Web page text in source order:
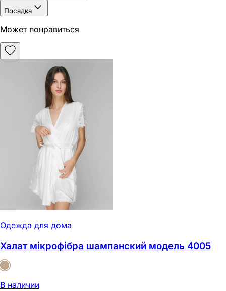
Посадка
Может понравиться
Одежда для дома
Халат мікрофібра шампанский модель 4005
В наличии